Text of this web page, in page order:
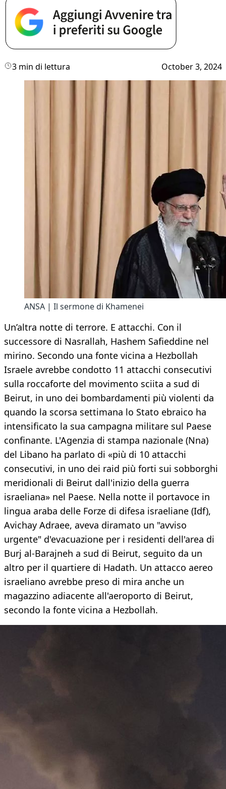
3 min di lettura October 3, 2024
ANSA | Il sermone di Khamenei
Un’altra notte di terrore. E attacchi. Con il
successore di Nasrallah, Hashem Safieddine nel
mirino. Secondo una fonte vicina a Hezbollah
Israele avrebbe condotto 11 attacchi consecutivi
sulla roccaforte del movimento sciita a sud di
Beirut, in uno dei bombardamenti più violenti da
quando la scorsa settimana lo Stato ebraico ha
intensificato la sua campagna militare sul Paese
confinante. L'Agenzia di stampa nazionale (Nna)
del Libano ha parlato di «più di 10 attacchi
consecutivi, in uno dei raid più forti sui sobborghi
meridionali di Beirut dall'inizio della guerra
israeliana» nel Paese. Nella notte il portavoce in
lingua araba delle Forze di difesa israeliane (Idf),
Avichay Adraee, aveva diramato un "avviso
urgente" d'evacuazione per i residenti dell'area di
Burj al-Barajneh a sud di Beirut, seguito da un
altro per il quartiere di Hadath. Un attacco aereo
israeliano avrebbe preso di mira anche un
magazzino adiacente all'aeroporto di Beirut,
secondo la fonte vicina a Hezbollah.